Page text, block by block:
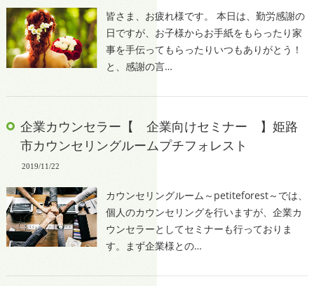
皆さま、お疲れ様です。 本日は、勤労感謝の
日ですが、お子様からお手紙をもらったり家
事を手伝ってもらったりいつもありがとう！
と、感謝の言…
企業カウンセラー【 企業向けセミナー 】姫路
市カウンセリングルームプチフォレスト
2019/11/22
カウンセリングルーム～petiteforest～では、
個人のカウンセリングを行いますが、企業カ
ウンセラーとしてセミナーも行っておりま
す。まず企業様との…